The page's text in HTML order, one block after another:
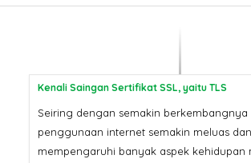
Kenali Saingan Sertifikat SSL, yaitu TLS
Seiring dengan semakin berkembangnya
penggunaan internet semakin meluas dan
mempengaruhi banyak aspek kehidupan
Sertifikat SSL Masa